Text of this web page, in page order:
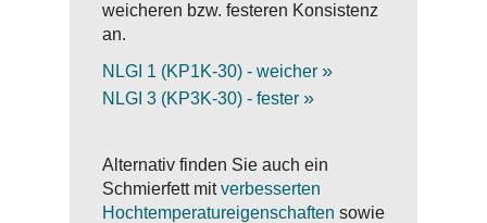
weicheren bzw. festeren Konsistenz
an.
NLGI 1 (KP1K-30) - weicher »
NLGI 3 (KP3K-30) - fester »
Alternativ finden Sie auch ein
Schmierfett mitverbesserten
Hochtemperatureigenschaften sowie